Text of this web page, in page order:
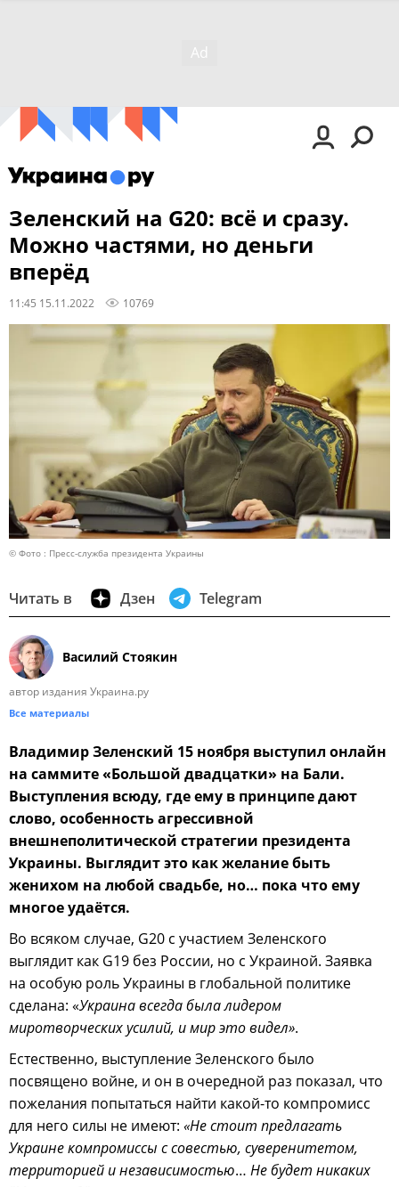
Зеленский на G20: всё и сразу.
Можно частями, но деньги
вперёд
11:45 15.11.2022 10769
© Фото : Пресс-служба президента Украины
Читать в Дзен Telegram
Василий Стоякин
автор издания Украина.ру
Все материалы
Владимир Зеленский 15 ноября выступил онлайн
на саммите «Большой двадцатки» на Бали.
Выступления всюду, где ему в принципе дают
слово, особенность агрессивной
внешнеполитической стратегии президента
Украины. Выглядит это как желание быть
женихом на любой свадьбе, но… пока что ему
многое удаётся.
Во всяком случае, G20 с участием Зеленского
выглядит как G19 без России, но с Украиной. Заявка
на особую роль Украины в глобальной политике
сделана: «Украина всегда была лидером
миротворческих усилий, и мир это видел».
Естественно, выступление Зеленского было
посвящено войне, и он в очередной раз показал, что
пожелания попытаться найти какой-то компромисс
для него силы не имеют: «Не стоит предлагать
Украине компромиссы с совестью, суверенитетом,
территорией и независимостью… Не будет никаких